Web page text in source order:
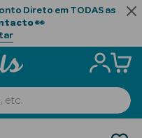
Direto em TODAS as
👀